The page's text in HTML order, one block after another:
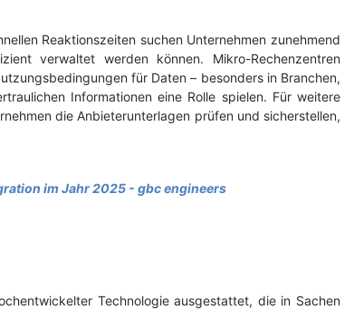
Reaktionszeiten suchen Unternehmen zunehmend
verwaltet werden können. Mikro-Rechenzentren
für Daten – besonders in Branchen,
Informationen eine Rolle spielen. Für weitere
die Anbieterunterlagen prüfen und sicherstellen,
im Jahr 2025 - gbc engineers
Technologie ausgestattet, die in Sachen